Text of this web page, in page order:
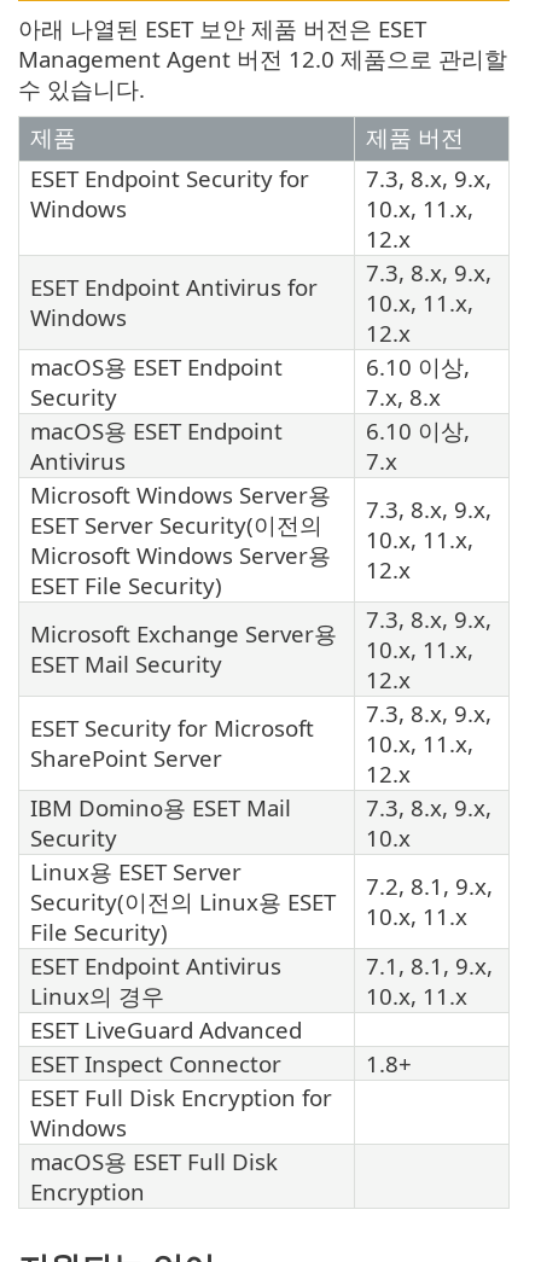
아래 나열된 ESET 보안 제품 버전은 ESET
Management Agent 버전 12.0 제품으로 관리할
수 있습니다.
제품
제품 버전
ESET Endpoint Security for
Windows
7.3, 8.x, 9.x,
10.x, 11.x,
12.x
ESET Endpoint Antivirus for
Windows
7.3, 8.x, 9.x,
10.x, 11.x,
12.x
macOS용 ESET Endpoint
Security
6.10 이상,
7.x, 8.x
macOS용 ESET Endpoint
Antivirus
6.10 이상,
7.x
Microsoft Windows Server용
ESET Server Security(이전의
Microsoft Windows Server용
ESET File Security)
7.3, 8.x, 9.x,
10.x, 11.x,
12.x
Microsoft Exchange Server용
ESET Mail Security
7.3, 8.x, 9.x,
10.x, 11.x,
12.x
ESET Security for Microsoft
SharePoint Server
7.3, 8.x, 9.x,
10.x, 11.x,
12.x
IBM Domino용 ESET Mail
Security
7.3, 8.x, 9.x,
10.x
Linux용 ESET Server
Security(이전의 Linux용 ESET
File Security)
7.2, 8.1, 9.x,
10.x, 11.x
ESET Endpoint Antivirus
Linux의 경우
7.1, 8.1, 9.x,
10.x, 11.x
ESET LiveGuard Advanced
ESET Inspect Connector
1.8+
ESET Full Disk Encryption for
Windows
macOS용 ESET Full Disk
Encryption